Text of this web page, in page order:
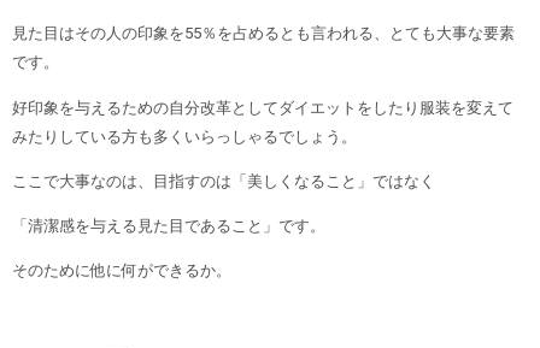
見た目はその人の印象を55％を占めるとも言われる、とても大事な要素
です。
好印象を与えるための自分改革としてダイエットをしたり服装を変えて
みたりしている方も多くいらっしゃるでしょう。
ここで大事なのは、目指すのは「美しくなること」ではなく
「清潔感を与える見た目であること」です。
そのために他に何ができるか。